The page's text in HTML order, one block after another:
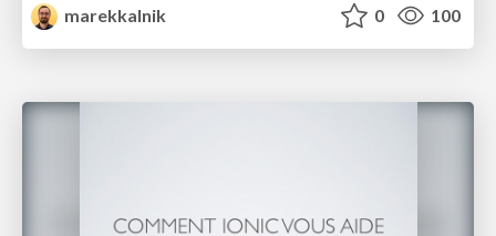
marekkalnik
0 100